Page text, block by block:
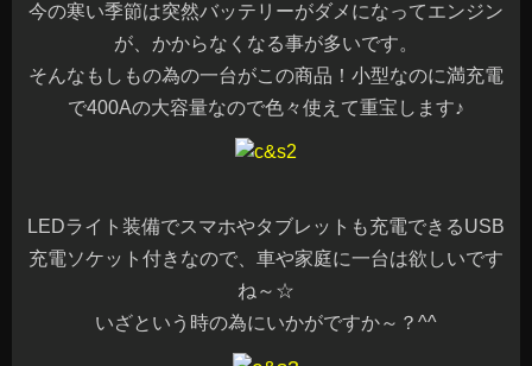
今の寒い季節は突然バッテリーがダメになってエンジン
が、かからなくなる事が多いです。
そんなもしもの為の一台がこの商品！小型なのに満充電
で400Aの大容量なので色々使えて重宝します♪
LEDライト装備でスマホやタブレットも充電できるUSB
充電ソケット付きなので、車や家庭に一台は欲しいです
ね～☆
いざという時の為にいかがですか～？^^